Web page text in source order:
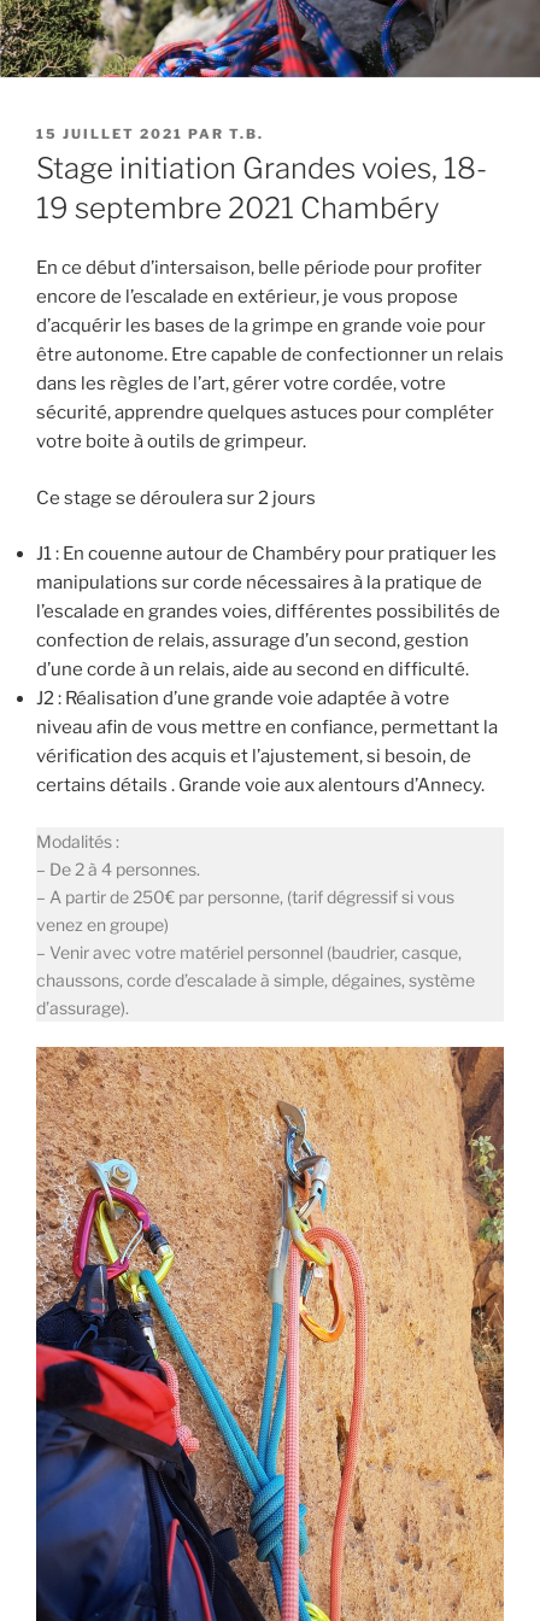
PUBLIÉ
LE
15 JUILLET 2021 PAR T.B.
Stage initiation Grandes voies, 18-
19 septembre 2021 Chambéry
En ce début d’intersaison, belle période pour profiter
encore de l’escalade en extérieur, je vous propose
d’acquérir les bases de la grimpe en grande voie pour
être autonome. Etre capable de confectionner un relais
dans les règles de l’art, gérer votre cordée, votre
sécurité, apprendre quelques astuces pour compléter
votre boite à outils de grimpeur.
Ce stage se déroulera sur 2 jours
J1 : En couenne autour de Chambéry pour pratiquer les
manipulations sur corde nécessaires à la pratique de
l’escalade en grandes voies, différentes possibilités de
confection de relais, assurage d’un second, gestion
d’une corde à un relais, aide au second en difficulté.
J2 : Réalisation d’une grande voie adaptée à votre
niveau afin de vous mettre en confiance, permettant la
vérification des acquis et l’ajustement, si besoin, de
certains détails . Grande voie aux alentours d’Annecy.
Modalités :
– De 2 à 4 personnes.
– A partir de 250€ par personne, (tarif dégressif si vous
venez en groupe)
– Venir avec votre matériel personnel (baudrier, casque,
chaussons, corde d’escalade à simple, dégaines, système
d’assurage).